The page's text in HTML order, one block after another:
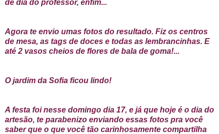
de dia do professor, enfim...
Agora te envio umas fotos do resultado. Fiz os centros
de mesa, as tags de doces e todas as lembrancinhas. E
até 2 vasos cheios de flores de bala de goma!...
O jardim da Sofia ficou lindo!
A festa foi nesse domingo dia 17, e já que hoje é o dia do
artesão, te parabenizo enviando essas fotos pra você
saber que o que você tão carinhosamente compartilha